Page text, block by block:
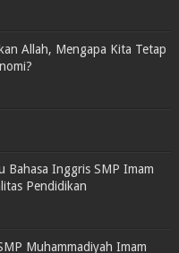
Allah, Mengapa Kita Tetap
Bahasa Inggris SMP Imam
Pendidikan
Muhammadiyah Imam